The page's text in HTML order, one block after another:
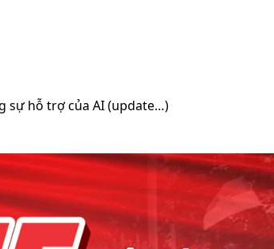
sự hỗ trợ của AI (update…)